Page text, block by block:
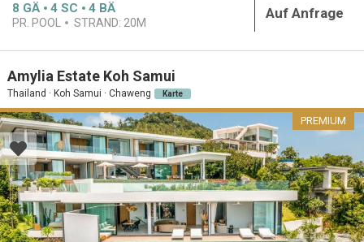
8 GÄ 4 SC 4 BÄ
PR. POOL STRAND: 20M
Auf Anfrage
Amylia Estate Koh Samui
Thailand · Koh Samui · Chaweng Karte
PREMIUM